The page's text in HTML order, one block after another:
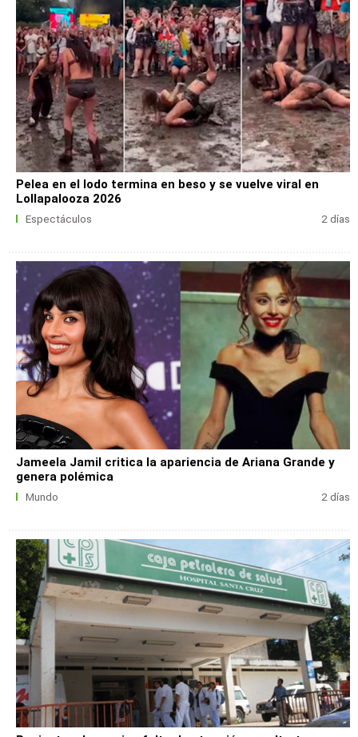
Pelea en el lodo termina en beso y se vuelve viral en
Lollapalooza 2026
Espectáculos 2 días
Jameela Jamil critica la apariencia de Ariana Grande y
genera polémica
Mundo 2 días